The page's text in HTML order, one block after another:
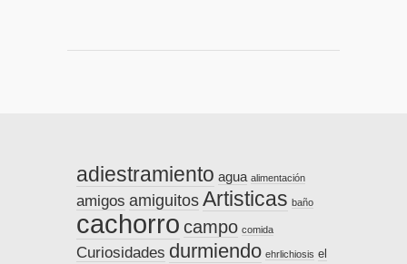
adiestramiento agua alimentación
amigos amiguitos Artisticas baño
cachorro campo comida
Curiosidades durmiendo ehrlichiosis el